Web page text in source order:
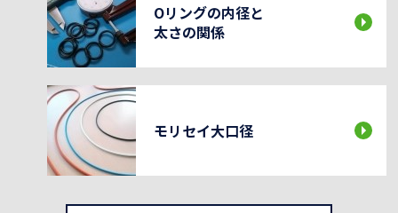
Oリングの内径と
太さの関係
モリセイ大口径